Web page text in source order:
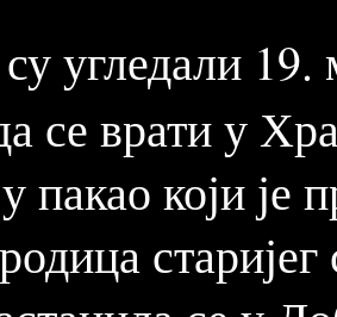
угледали 19.
се врати у
пакао који